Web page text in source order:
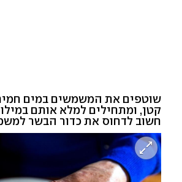
שוטפים את המשמשים במים
קטן, ומתחילים למלא אותם
חשוב לדחוס את כדור הבשר